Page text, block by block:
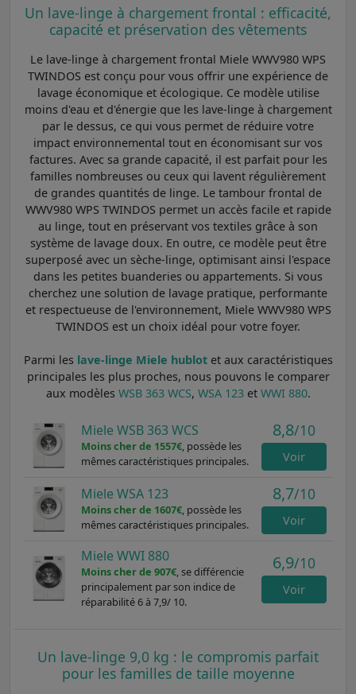
Un lave-linge à chargement frontal : efficacité,
capacité et préservation des vêtements
Le lave-linge à chargement frontal Miele WWV980 WPS
TWINDOS est conçu pour vous offrir une expérience de
lavage économique et écologique. Ce modèle utilise
moins d'eau et d'énergie que les lave-linge à chargement
par le dessus, ce qui vous permet de réduire votre
impact environnemental tout en économisant sur vos
factures. Avec sa grande capacité, il est parfait pour les
familles nombreuses ou ceux qui lavent régulièrement
de grandes quantités de linge. Le tambour frontal de
WWV980 WPS TWINDOS permet un accès facile et rapide
au linge, tout en préservant vos textiles grâce à son
système de lavage doux. En outre, ce modèle peut être
superposé avec un sèche-linge, optimisant ainsi l'espace
dans les petites buanderies ou appartements. Si vous
cherchez une solution de lavage pratique, performante
et respectueuse de l'environnement, Miele WWV980 WPS
TWINDOS est un choix idéal pour votre foyer.
Parmi les lave-linge Miele hublotet aux caractéristiques
principales les plus proches, nous pouvons le comparer
aux modèles WSB 363 WCS, WSA 123et WWI 880.
Miele WSB 363 WCS
Moins cher de 1557€, possède les
mêmes caractéristiques principales.
8,8/10
Voir
Miele WSA 123
Moins cher de 1607€, possède les
mêmes caractéristiques principales.
8,7/10
Voir
Miele WWI 880
Moins cher de 907€, se différencie
principalement par son indice de
réparabilité 6 à 7,9/ 10.
6,9/10
Voir
Un lave-linge 9,0 kg : le compromis parfait
pour les familles de taille moyenne